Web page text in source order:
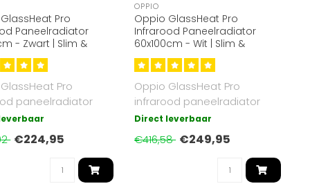
Pro
Paneelradiator
- Zwart | Slim &
Pro
paneelradiator
kleur Zwart. 500W,
€224,95
OPPIO
Oppio GlassHeat Pro
Infrarood Paneelradiator
60x100cm - Wit | Slim &
Energiezuinig
Oppio GlassHeat Pro
infrarood paneelradiator
60x100 cm kleur wit. 600W,
Direct leverbaar
€416,58 €249,95